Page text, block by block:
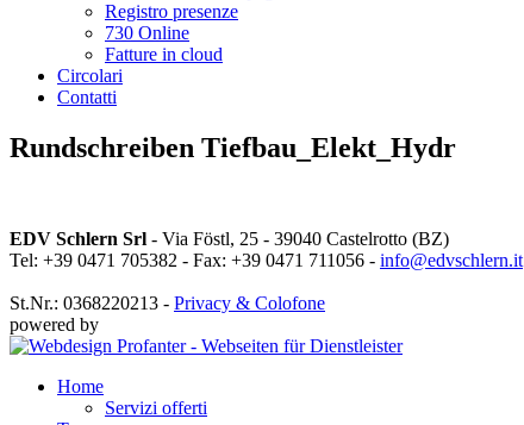
Registro presenze
730 Online
Fatture in cloud
Circolari
Contatti
Rundschreiben Tiefbau_Elekt_Hydr
EDV Schlern Srl - Via Föstl, 25 - 39040 Castelrotto (BZ)
Tel: +39 0471 705382 - Fax: +39 0471 711056 - info@edvschlern.it
St.Nr.: 0368220213 - Privacy & Colofone
powered by
Home
Servizi offerti